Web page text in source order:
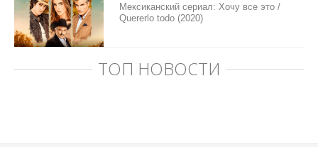
Мексиканский сериал: Хочу все это /
Quererlo todo (2020)
ТОП НОВОСТИ